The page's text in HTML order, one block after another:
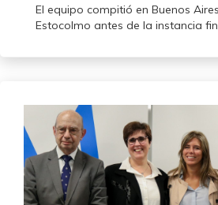
El equipo compitió en Buenos
Estocolmo antes de la instancia